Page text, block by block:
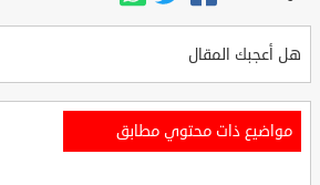
هل أعجبك المقال
مواضيع ذات محتوي مطابق